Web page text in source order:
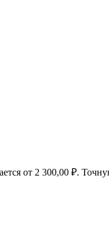
от 2 300,00 ₽.